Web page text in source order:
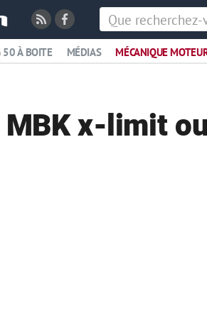
50 À BOITE MÉDIAS MÉCANIQUE
x-limit